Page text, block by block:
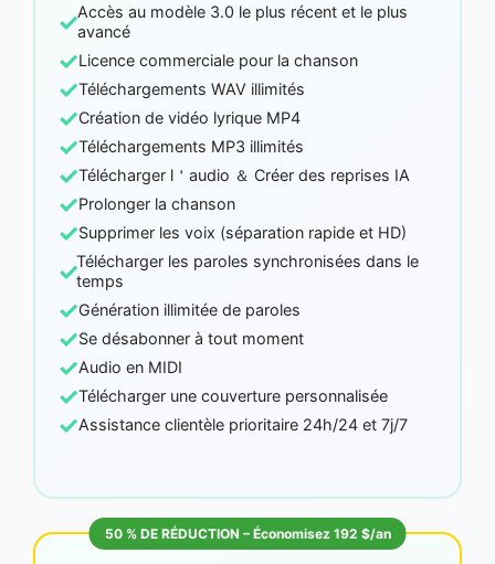
✓Accès au modèle 3.0 le plus récent et le plus
avancé
✓Licence commerciale pour la chanson
✓Téléchargements WAV illimités
✓Création de vidéo lyrique MP4
✓Téléchargements MP3 illimités
✓Télécharger l＇audio ＆ Créer des reprises IA
✓Prolonger la chanson
✓Supprimer les voix (séparation rapide et HD)
✓Télécharger les paroles synchronisées dans le
temps
✓Génération illimitée de paroles
✓Se désabonner à tout moment
✓Audio en MIDI
✓Télécharger une couverture personnalisée
✓Assistance clientèle prioritaire 24h/24 et 7j/7
50 % DE RÉDUCTION – Économisez 192 $/an